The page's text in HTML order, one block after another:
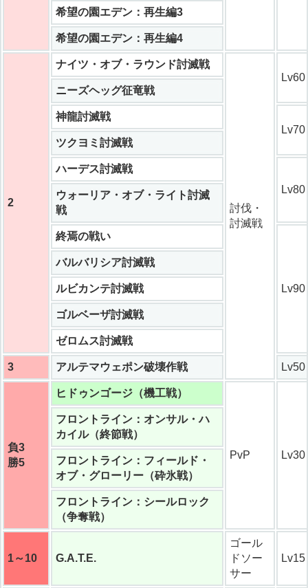
希望の園エデン：再生編3
希望の園エデン：再生編4
2
ナイツ・オブ・ラウンド討滅戦
討伐・
討滅戦
Lv60
ニーズヘッグ征竜戦
神龍討滅戦
Lv70
ツクヨミ討滅戦
ハーデス討滅戦
Lv80
ウォーリア・オブ・ライト討滅
戦
終焉の戦い
Lv90
バルバリシア討滅戦
ルビカンテ討滅戦
ゴルベーザ討滅戦
ゼロムス討滅戦
3 アルテマウェポン破壊作戦 Lv50
負3
勝5
ヒドゥンゴージ（機工戦）
PvP Lv30
フロントライン：オンサル・ハ
カイル（終節戦）
フロントライン：フィールド・
オブ・グローリー（砕氷戦）
フロントライン：シールロック
（争奪戦）
1～10 G.A.T.E.
ゴール
ドソー
サー
Lv15